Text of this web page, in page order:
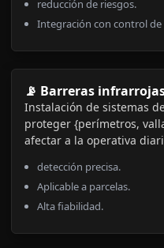
reducción de riesgos.
Integración con control de
📡 Barreras
Instalación de sistemas
proteger {perímetros,
afectar a la operativa
detección precisa.
Aplicable a parcelas.
Alta fiabilidad.